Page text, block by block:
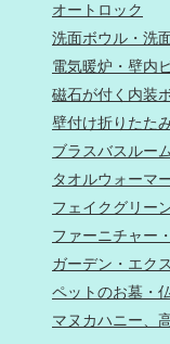
オートロック
洗面ボウル・洗
電気暖炉・壁内
磁石が付く内装
壁付け折りたた
ブラスバスルー
タオルウォーマ
フェイクグリー
ファーニチャー
ガーデン・エク
ペットのお墓・
マヌカハニー、